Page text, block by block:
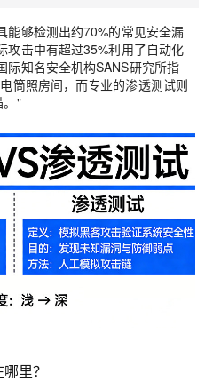
能够检测出约70%的常见安全漏
攻击中有超过35%利用了自动化
际知名安全机构SANS研究所指
筒照房间，而专业的渗透测试则
。"
里？